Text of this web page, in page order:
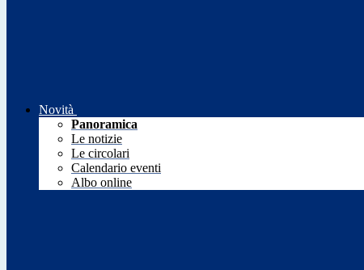
Novità
Panoramica
Le notizie
Le circolari
Calendario eventi
Albo online